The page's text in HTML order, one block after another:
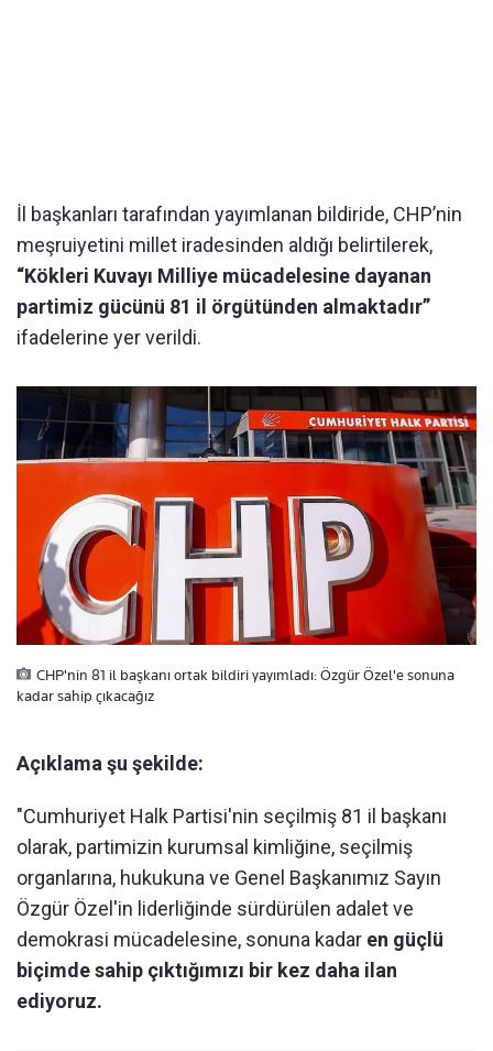
İl başkanları tarafından yayımlanan bildiride, CHP’nin
meşruiyetini millet iradesinden aldığı belirtilerek,
“Kökleri Kuvayı Milliye mücadelesine dayanan
partimiz gücünü 81 il örgütünden almaktadır”
ifadelerine yer verildi.
CHP'nin 81 il başkanı ortak bildiri yayımladı: Özgür Özel'e sonuna
kadar sahip çıkacağız
Açıklama şu şekilde:
"Cumhuriyet Halk Partisi'nin seçilmiş 81 il başkanı
olarak, partimizin kurumsal kimliğine, seçilmiş
organlarına, hukukuna ve Genel Başkanımız Sayın
Özgür Özel'in liderliğinde sürdürülen adalet ve
demokrasi mücadelesine, sonuna kadar en güçlü
biçimde sahip çıktığımızı bir kez daha ilan
ediyoruz.